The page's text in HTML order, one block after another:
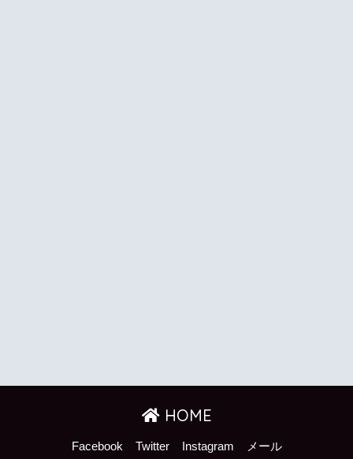
HOME
Facebook Twitter Instagram メール